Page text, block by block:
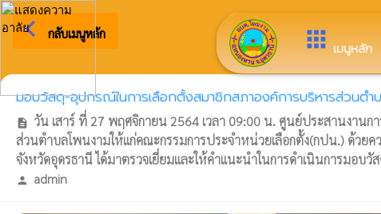
apps เมนูหลัก
arrow_back_ios กลับเมนูหลัก ยินดีต้อนรับสู่เว็บไซต์ของ องค์การบ
มอบวัสดุ-อุปกรณ์ในการเลือกตั้งสมาชิกสภาองค์การบริหารส่วนตำ
description วัน เสาร์ ที่ 27 พฤศจิกายน 2564 เวลา 09:00 น. ศูนย์ประสานงาน
ส่วนตำบลโพนงามให้แก่คณะกรรมการประจำหน่วยเลือกตั้ง(กปน.) ด้วย
จังหวัดอุดรธานี ได้มาตรวจเยี่ยมและให้คำแนะนำในการดำเนินการมอบวั
person admin